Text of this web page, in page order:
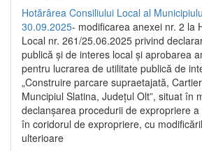
Hotărârea Consiliului Local al
30.09.2025- modificarea anexei nr. 2 la
Local nr. 261/25.06.2025 privind
publică şi de interes local şi aprobarea
pentru lucrarea de utilitate publică de
„Construire parcare supraetajată,
Muncipiul Slatina, Judeţul Olt”, situat în
declanşarea procedurii de expropriere
în coridorul de expropriere, cu
ulterioare